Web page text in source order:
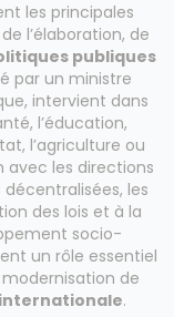
les principales
l’élaboration, de
publiques
par un ministre
intervient dans
l’éducation,
l’agriculture ou
avec les directions
les
des lois et à la
socio-
un rôle essentiel
modernisation de
.